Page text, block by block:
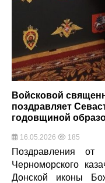
Войсковой
поздравляет
годовщиной
16.05.2026 185
Поздравления от
Черноморского
Донской иконы